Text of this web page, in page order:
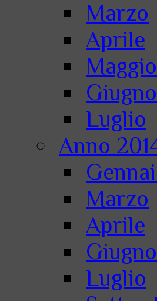
Marzo
Aprile
Maggio
Giugno
Luglio
Anno
Marzo
Aprile
Giugno
Luglio